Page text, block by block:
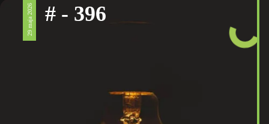
29 maja 2026 # - 396